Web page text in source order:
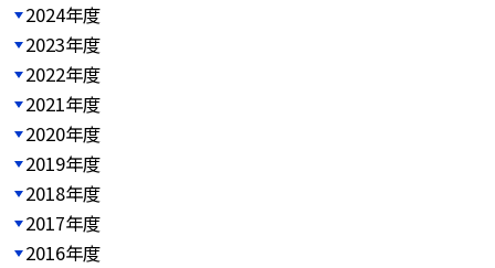
2024年度
2023年度
2022年度
2021年度
2020年度
2019年度
2018年度
2017年度
2016年度